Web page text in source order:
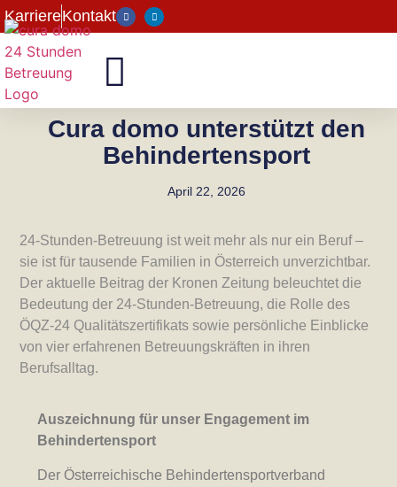
KarriereKontakt
Cura domo unterstützt den
Behindertensport
April 22, 2026
24-Stunden-Betreuung ist weit mehr als nur ein Beruf –
sie ist für tausende Familien in Österreich unverzichtbar.
Der aktuelle Beitrag der Kronen Zeitung beleuchtet die
Bedeutung der 24-Stunden-Betreuung, die Rolle des
ÖQZ-24 Qualitätszertifikats sowie persönliche Einblicke
von vier erfahrenen Betreuungskräften in ihren
Berufsalltag.
Auszeichnung für unser Engagement im
Behindertensport
Der Österreichische Behindertensportverband